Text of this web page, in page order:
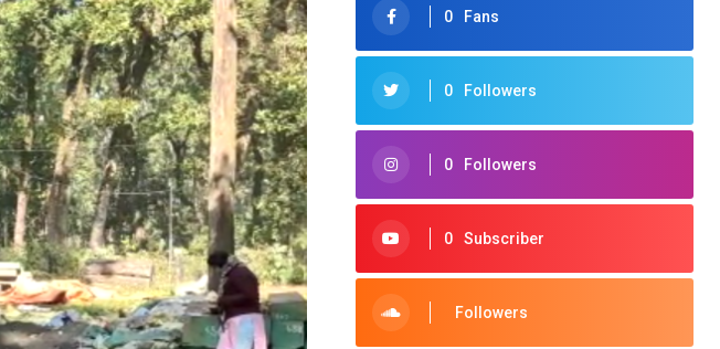
0 Fans
0 Followers
0 Followers
0 Subscriber
Followers